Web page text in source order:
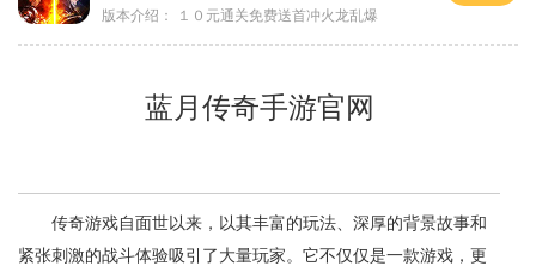
版本介绍：
１０元通关免费送首冲火龙乱爆
蓝月传奇手游官网
传奇游戏自面世以来，以其丰富的玩法、深厚的背景故事和
紧张刺激的战斗体验吸引了大量玩家。它不仅仅是一款游戏，更